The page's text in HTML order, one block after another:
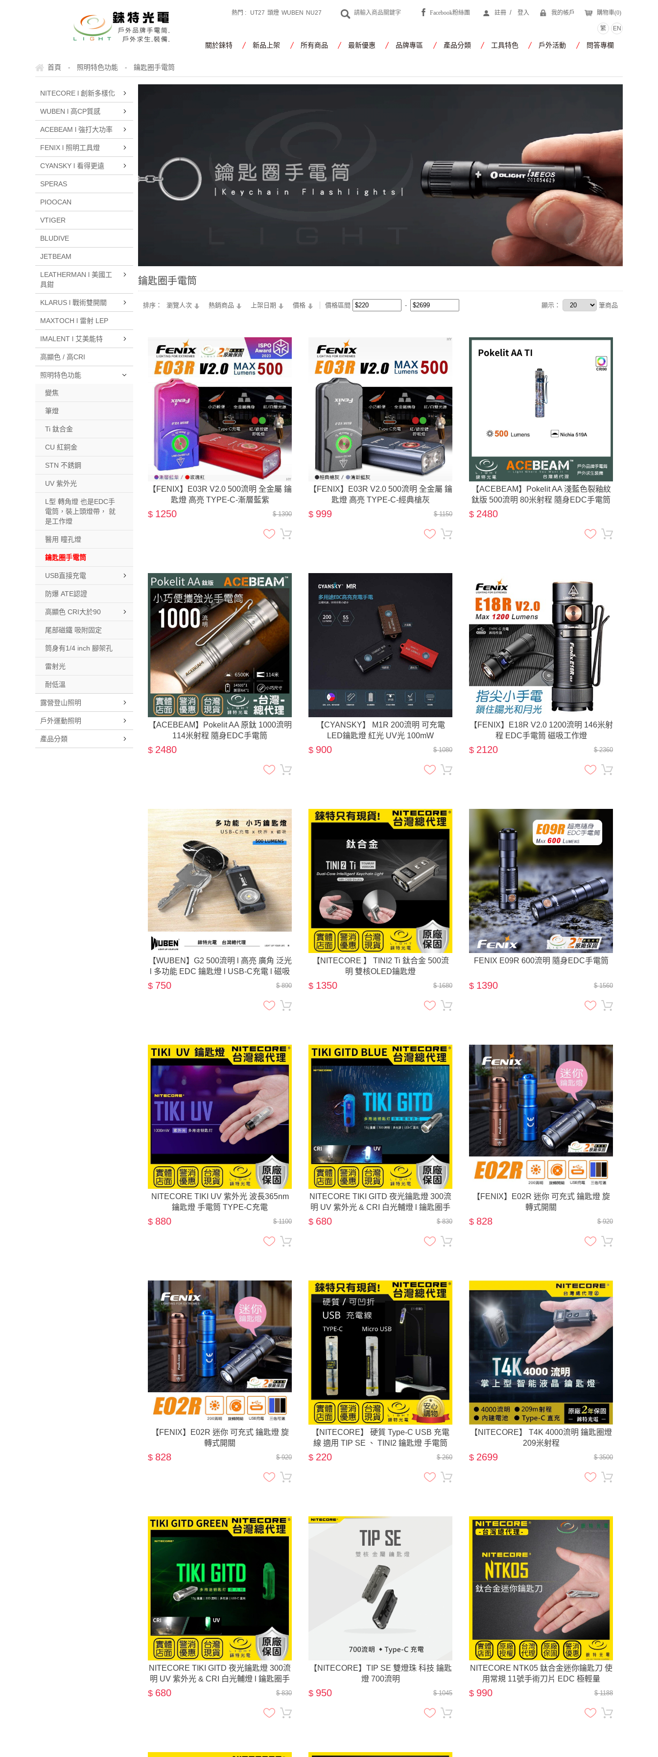
熱門 : UT27 頭燈 WUBEN NU27 Facebook粉絲團 註冊 / 登入 我的帳戶 購物車(0)
繁 EN
關於錸特 新品上架 所有商品 最新優惠 品牌專區 產品分類 工具特色 戶外活動 問答專欄
首頁 - 照明特色功能 - 鑰匙圈手電筒
NITECORE l 創新多樣化
WUBEN l 高CP質感
ACEBEAM l 強打大功率
FENIX l 照明工具燈
CYANSKY l 看得更遠
SPERAS
PIOOCAN
VTIGER
BLUDIVE
JETBEAM
LEATHERMAN l 美國工
具鉗
KLARUS l 戰術雙開關
MAXTOCH l 雷射 LEP
IMALENT l 艾美能特
高顯色 / 高CRI
照明特色功能
變焦
筆燈
Ti 鈦合金
CU 紅銅金
STN 不銹鋼
UV 紫外光
L型 轉角燈 也是EDC手
電筒，裝上頭燈帶， 就
是工作燈
醫用 瞳孔燈
鑰匙圈手電筒
USB直接充電
防爆 ATE認證
高顯色 CRI大於90
尾部磁鐵 吸附固定
筒身有1/4 inch 腳架孔
雷射光
耐低溫
露營登山照明
戶外運動照明
產品分類
鑰匙圈手電筒
排序： 瀏覽人次 熱銷商品 上架日期 價格 價格區間 顯示： 筆商品
【FENIX】E03R V2.0 500流明 全金屬 鑰
匙燈 高亮 TYPE-C-漸層藍紫
$ 1390
$ 1250
【FENIX】E03R V2.0 500流明 全金屬 鑰
匙燈 高亮 TYPE-C-經典槍灰
$ 1150
$ 999
【ACEBEAM】Pokelit AA 淺藍色裂釉紋
鈦版 500流明 80米射程 隨身EDC手電筒
$ 2480
【ACEBEAM】Pokelit AA 原鈦 1000流明
114米射程 隨身EDC手電筒
$ 2480
【CYANSKY】 M1R 200流明 可充電
LED鑰匙燈 紅光 UV光 100mW
$ 1080
$ 900
【FENIX】E18R V2.0 1200流明 146米射
程 EDC手電筒 磁吸工作燈
$ 2360
$ 2120
【WUBEN】G2 500流明 l 高亮 廣角 泛光
l 多功能 EDC 鑰匙燈 l USB-C充電 l 磁吸
$ 890
$ 750
【NITECORE 】 TINI2 Ti 鈦合金 500流
明 雙核OLED鑰匙燈
$ 1680
$ 1350
FENIX E09R 600流明 隨身EDC手電筒
$ 1560
$ 1390
NITECORE TIKI UV 紫外光 波長365nm
鑰匙燈 手電筒 TYPE-C充電
$ 1100
$ 880
NITECORE TIKI GITD 夜光鑰匙燈 300流
明 UV 紫外光 & CRI 白光輔燈 l 鑰匙圈手
$ 830
$ 680
【FENIX】E02R 迷你 可充式 鑰匙燈 旋
轉式開關
$ 920
$ 828
【FENIX】E02R 迷你 可充式 鑰匙燈 旋
轉式開關
$ 920
$ 828
【NITECORE】 硬質 Type-C USB 充電
線 適用 TIP SE 、 TINI2 鑰匙燈 手電筒
$ 260
$ 220
【NITECORE】 T4K 4000流明 鑰匙圈燈
209米射程
$ 3500
$ 2699
NITECORE TIKI GITD 夜光鑰匙燈 300流
明 UV 紫外光 & CRI 白光輔燈 l 鑰匙圈手
$ 830
$ 680
【NITECORE】TIP SE 雙燈珠 科技 鑰匙
燈 700流明
$ 1045
$ 950
NITECORE NTK05 鈦合金迷你鑰匙刀 使
用常規 11號手術刀片 EDC 極輕量
$ 1188
$ 990